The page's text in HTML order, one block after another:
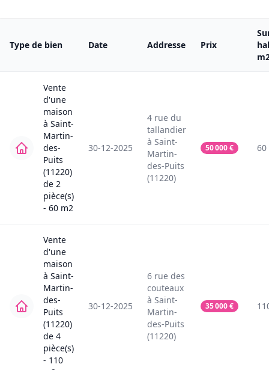
Type de bien Date Addresse Prix
Vente
d'une
maison
à Saint-
Martin-
des-
Puits
(11220)
de 2
pièce(s)
- 60 m2
30-12-2025
4 rue du
tallandier
à Saint-
Martin-
des-Puits
(11220)
50 000€ 60
Vente
d'une
maison
à Saint-
Martin-
des-
Puits
(11220)
de 4
pièce(s)
- 110
30-12-2025
6 rue des
couteaux
à Saint-
Martin-
des-Puits
(11220)
35 000€